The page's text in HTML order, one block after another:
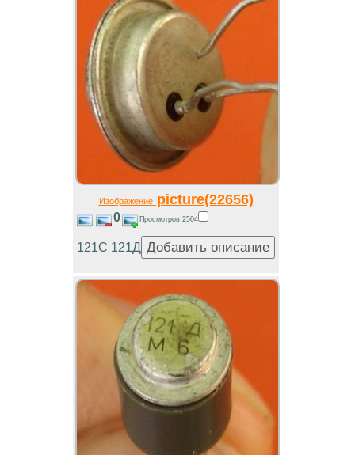
Изображениеpicture(22656)
0 Просмотров 2504
121С 121Д